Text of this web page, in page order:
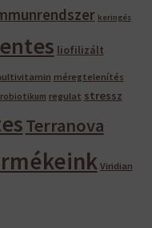
keringés
liofilizált
méregtelenítés
regulat stressz
Terranova
Viridian